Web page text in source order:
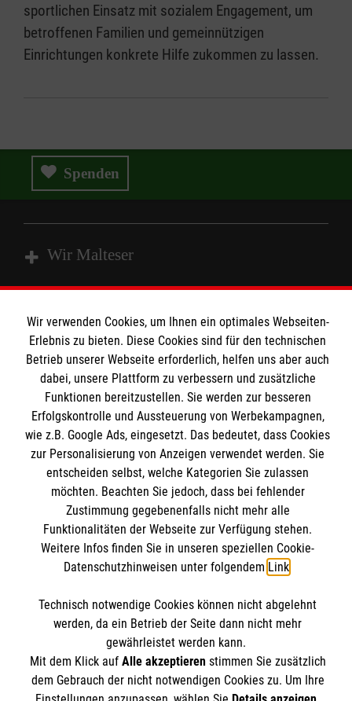
sportlichen Einsatz mit sozialem Engagement, um
betroffenen Familien und gemeinnützigen
Einrichtungen konkrete Hilfe zukommen zu lassen.
Spenden
Wir Malteser
Angebote & Leistungen
Kursangebote
Mitarbeiten & Stellenangebote
Informationen
Kontakt
Presse und Medien
Transparenz
Impressum
Datenschutz
Malteser online
Malteserorden
Malteser Jugend
Malteser International
Spendenkonto
Empfänger: Malteser Hilfsdienst e.V.
BIC: GENODED 1PA7
Soziale Netzwerke
Der Malteser Hilfsdienst e.V. ist als eingetragene
gemeinnützige Organisation von der Körperschaft- und
Wir verwenden Cookies, um Ihnen ein optimales Webseiten-
Erlebnis zu bieten. Diese Cookies sind für den technischen
Betrieb unserer Webseite erforderlich, helfen uns aber auch
dabei, unsere Plattform zu verbessern und zusätzliche
Funktionen bereitzustellen. Sie werden zur besseren
Erfolgskontrolle und Aussteuerung von Werbekampagnen,
wie z.B. Google Ads, eingesetzt. Das bedeutet, dass Cookies
zur Personalisierung von Anzeigen verwendet werden. Sie
entscheiden selbst, welche Kategorien Sie zulassen
möchten. Beachten Sie jedoch, dass bei fehlender
Zustimmung gegebenenfalls nicht mehr alle
Funktionalitäten der Webseite zur Verfügung stehen.
Weitere Infos finden Sie in unseren speziellen Cookie-
Datenschutzhinweisen unter folgendem Link.
Technisch notwendige Cookies können nicht abgelehnt
werden, da ein Betrieb der Seite dann nicht mehr
gewährleistet werden kann.
Mit dem Klick auf Alle akzeptierenstimmen Sie zusätzlich
dem Gebrauch der nicht notwendigen Cookies zu. Um Ihre